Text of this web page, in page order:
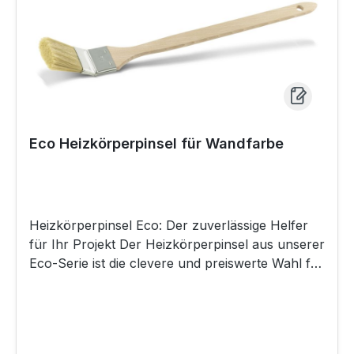
Eco Heizkörperpinsel für Wandfarbe
Heizkörperpinsel Eco: Der zuverlässige Helfer
für Ihr Projekt Der Heizkörperpinsel aus unserer
Eco-Serie ist die clevere und preiswerte Wahl für